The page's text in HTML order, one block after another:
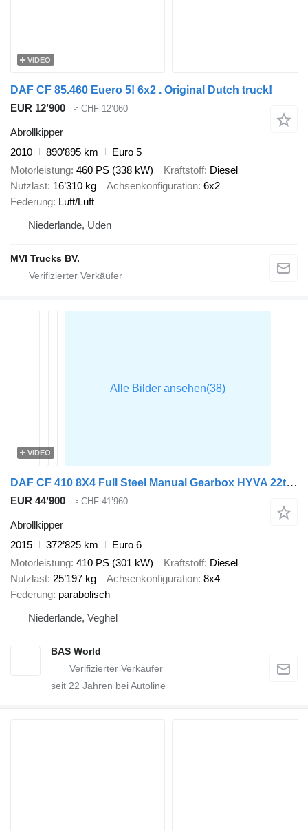
VIDEO
DAF CF 85.460 Euero 5! 6x2 . Original Dutch truck!
EUR 12’900
≈ CHF 12’060
Abrollkipper
2010
890’895 km
Euro 5
Motorleistung 460 PS (338 kW) Kraftstoff Diesel
Nutzlast 16’310 kg Achsenkonfiguration 6x2
Federung Luft/Luft
Niederlande, Uden
MVI Trucks BV.
VIDEO
DAF CF 410 8X4 Full Steel Manual Gearbox HYVA 22t Hook Big-Axle Euro
EUR 44’900 ≈ CHF 41’960
Abrollkipper
2015
372’825 km
Euro 6
Motorleistung 410 PS (301 kW) Kraftstoff Diesel
Nutzlast 25’197 kg Achsenkonfiguration 8x4
Federung parabolisch
Niederlande, Veghel
BAS World
seit 22 Jahren bei Autoline